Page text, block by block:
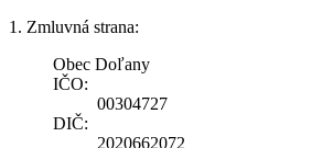
1. Zmluvná strana:
Obec Doľany
IČO:
00304727
DIČ:
2020662072